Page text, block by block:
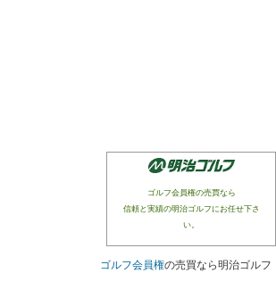
ゴルフ会員権の売買なら
信頼と実績の明治ゴルフにお任せ下さ
い。
ゴルフ会員権の売買なら明治ゴルフ